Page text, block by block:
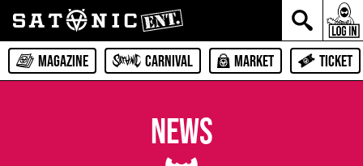
MAGAZINE CARNIVAL MARKET TICKET
NEWS